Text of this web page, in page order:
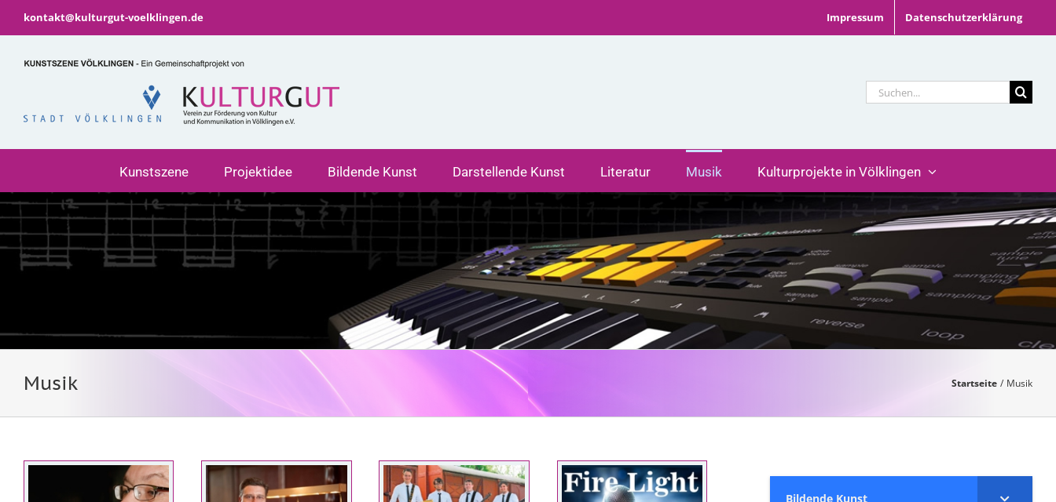
kontakt@kulturgut-voelklingen.de Impressum Datenschutzerklärung
Suche
nach:
Kunstszene Projektidee Bildende Kunst Darstellende Kunst Literatur Musik Kulturprojekte in Völklingen
Musik Startseite Musik
Bildende Kunst